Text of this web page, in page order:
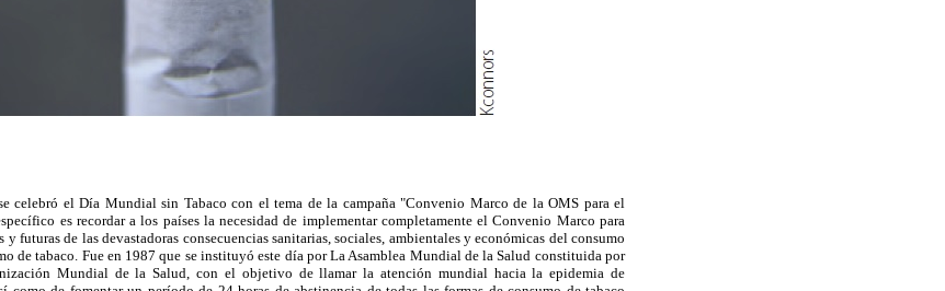
celebró el Día Mundial sin Tabaco con el tema de la campaña "Convenio Marco de la OMS para el
es recordar a los países la necesidad de implementar completamente el Convenio Marco para
y futuras de las devastadoras consecuencias sanitarias, sociales, ambientales y económicas del consumo
de tabaco. Fue en 1987 que se instituyó este día por La Asamblea Mundial de la Salud constituida por
Mundial de la Salud, con el objetivo de llamar la atención mundial hacia la epidemia de